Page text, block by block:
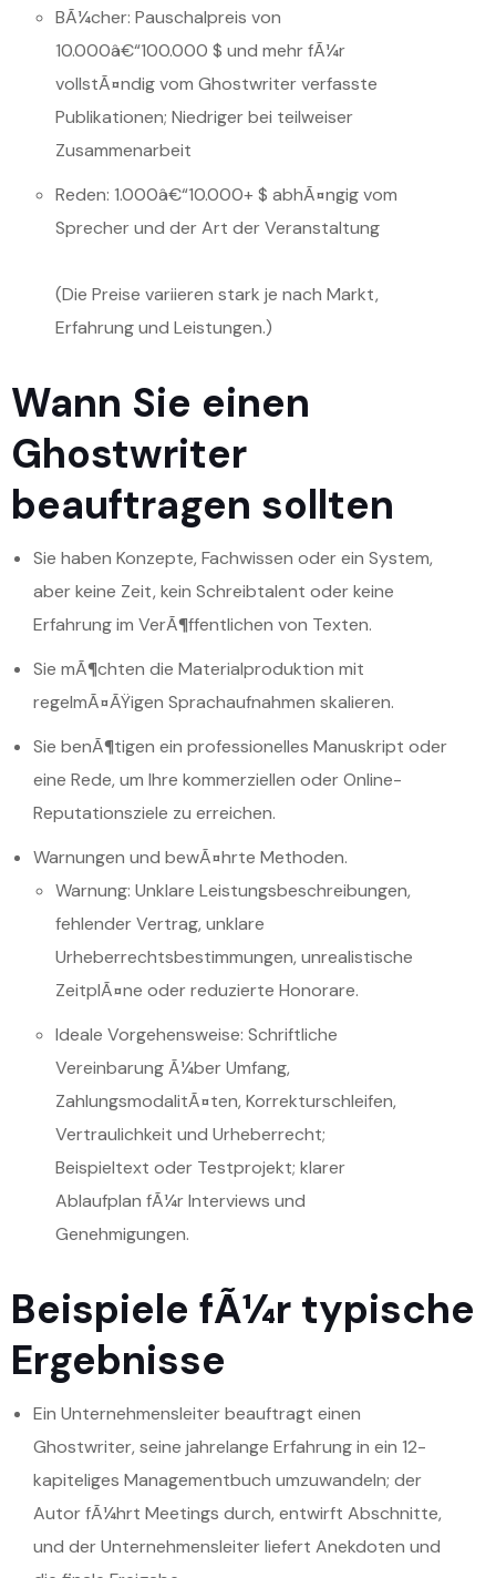
BÃ¼cher: Pauschalpreis von
10.000â€“100.000 $ und mehr fÃ¼r
vollstÃ¤ndig vom Ghostwriter verfasste
Publikationen; Niedriger bei teilweiser
Zusammenarbeit
Reden: 1.000â€“10.000+ $ abhÃ¤ngig vom
Sprecher und der Art der Veranstaltung
(Die Preise variieren stark je nach Markt,
Erfahrung und Leistungen.)
Wann Sie einen
Ghostwriter
beauftragen sollten
Sie haben Konzepte, Fachwissen oder ein System,
aber keine Zeit, kein Schreibtalent oder keine
Erfahrung im VerÃ¶ffentlichen von Texten.
Sie mÃ¶chten die Materialproduktion mit
regelmÃ¤ÃŸigen Sprachaufnahmen skalieren.
Sie benÃ¶tigen ein professionelles Manuskript oder
eine Rede, um Ihre kommerziellen oder Online-
Reputationsziele zu erreichen.
Warnungen und bewÃ¤hrte Methoden.
Warnung: Unklare Leistungsbeschreibungen,
fehlender Vertrag, unklare
Urheberrechtsbestimmungen, unrealistische
ZeitplÃ¤ne oder reduzierte Honorare.
Ideale Vorgehensweise: Schriftliche
Vereinbarung Ã¼ber Umfang,
ZahlungsmodalitÃ¤ten, Korrekturschleifen,
Vertraulichkeit und Urheberrecht;
Beispieltext oder Testprojekt; klarer
Ablaufplan fÃ¼r Interviews und
Genehmigungen.
Beispiele fÃ¼r typische
Ergebnisse
Ein Unternehmensleiter beauftragt einen
Ghostwriter, seine jahrelange Erfahrung in ein 12-
kapiteliges Managementbuch umzuwandeln; der
Autor fÃ¼hrt Meetings durch, entwirft Abschnitte,
und der Unternehmensleiter liefert Anekdoten und